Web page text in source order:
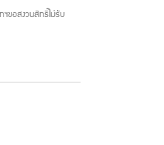
ฯขอสงวนสิทธิ์ไม่รับ